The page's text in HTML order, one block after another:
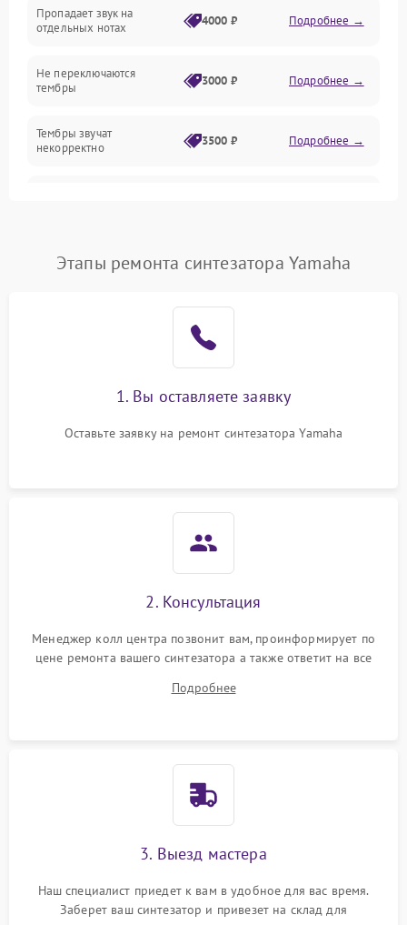
Оптика
Электроника
Пропадает звук на
отдельных нотах
4000 ₽ Подробнее →
Не переключаются
тембры
3000 ₽ Подробнее →
Тембры звучат
некорректно
3500 ₽ Подробнее →
Этапы ремонта синтезатора Yamaha
1. Вы оставляете заявку
Оставьте заявку на ремонт синтезатора Yamaha
2. Консультация
Менеджер колл центра позвонит вам, проинформирует по
цене ремонта вашего синтезатора а также ответит на все
Подробнее
3. Выезд мастера
Наш специалист приедет к вам в удобное для вас время.
Заберет ваш синтезатор и привезет на склад для